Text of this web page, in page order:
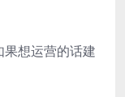
想运营的话建